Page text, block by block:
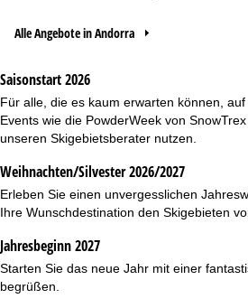
Alle Angebote in Andorra
Saisonstart 2026
Für alle, die es kaum erwarten können,
Events wie die PowderWeek von
unseren Skigebietsberater nutzen.
Weihnachten/Silvester 2026/2027
Erleben Sie einen unvergesslichen
Ihre Wunschdestination den Skigebieten
Jahresbeginn 2027
Starten Sie das neue Jahr mit einer
begrüßen.